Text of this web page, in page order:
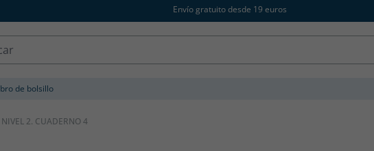
Envío gratuito desde 19 euros
de bolsillo
2. CUADERNO 4